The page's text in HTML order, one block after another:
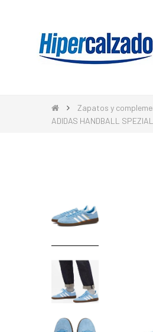
Zapatos y
ADIDAS HANDBALL